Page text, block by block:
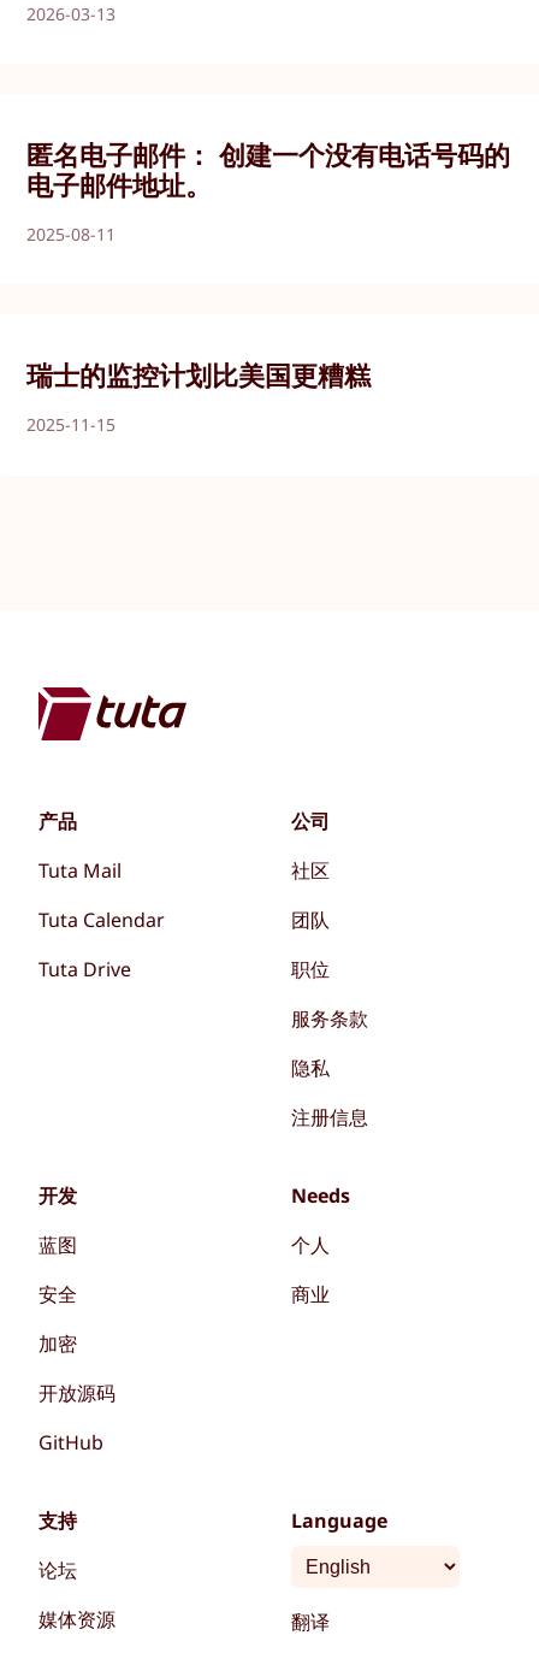
2026-03-13
匿名电子邮件： 创建一个没有电话号码的
电子邮件地址。
2025-08-11
瑞士的监控计划比美国更糟糕
2025-11-15
产品
Tuta Mail
Tuta Calendar
Tuta Drive
公司
社区
团队
职位
服务条款
隐私
注册信息
开发
蓝图
安全
加密
开放源码
GitHub
Needs
个人
商业
支持
论坛
媒体资源
Language
翻译